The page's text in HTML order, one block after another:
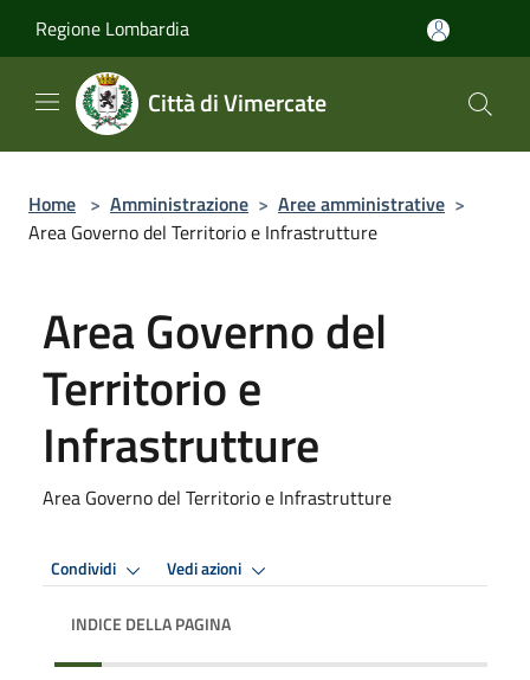
Regione Lombardia
Città di Vimercate
Home > Amministrazione > Aree amministrative >
Area Governo del Territorio e Infrastrutture
Area Governo del
Territorio e
Infrastrutture
Area Governo del Territorio e Infrastrutture
Condividi Vedi azioni
INDICE DELLA PAGINA